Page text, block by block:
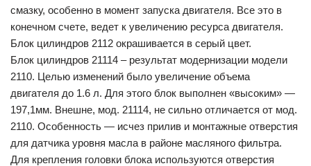
смазку, особенно в момент запуска двигателя. Все это в
конечном счете, ведет к увеличению ресурса двигателя.
Блок цилиндров 2112 окрашивается в серый цвет.
Блок цилиндров 21114 – результат модернизации модели
2110. Целью изменений было увеличение объема
двигателя до 1.6 л. Для этого блок выполнен «высоким» —
197,1мм. Внешне, мод. 21114, не сильно отличается от мод.
2110. Особенность — исчез прилив и монтажные отверстия
для датчика уровня масла в районе масляного фильтра.
Для крепления головки блока используются отверстия